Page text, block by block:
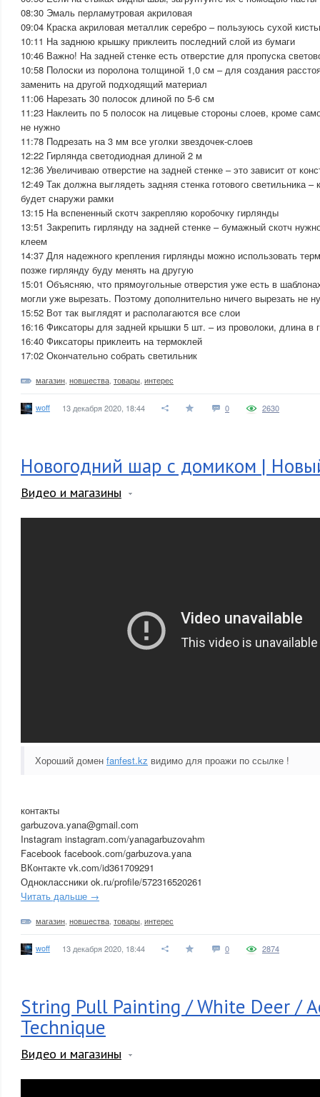
08:30 Эмаль перламутровая акриловая
09:04 Краска акриловая металлик серебро – пользуюсь сухой
10:11 На заднюю крышку приклеить последний слой из бумаги
10:46 Важно! На задней стенке есть отверстие для пропуска
10:58 Полоски из поролона толщиной 1,0 см – для создания
заменить на другой подходящий материал
11:06 Нарезать 30 полосок длиной по 5-6 см
11:23 Наклеить по 5 полосок на лицевые стороны слоев, кроме
не нужно
11:78 Подрезать на 3 мм все уголки звездочек-слоев
12:22 Гирлянда светодиодная длиной 2 м
12:36 Увеличиваю отверстие на задней стенке – это зависит от
12:49 Так должна выглядеть задняя стенка готового светильника –
будет снаружи рамки
13:15 На вспененный скотч закрепляю коробочку гирлянды
13:51 Закрепить гирлянду на задней стенке – бумажный скотч
клеем
14:37 Для надежного крепления гирлянды можно использовать
позже гирлянду буду менять на другую
15:01 Объясняю, что прямоугольные отверстия уже есть в
могли уже вырезать. Поэтому дополнительно ничего вырезать не
15:52 Вот так выглядят и располагаются все слои
16:16 Фиксаторы для задней крышки 5 шт. – из проволоки, длина в
16:40 Фиксаторы приклеить на термоклей
17:02 Окончательно собрать светильник
магазин новшества товары интерес
woff 13 декабря 2020, 18:44 0 2630
Новогодний шар с домиком |
Видео и магазины
Хороший домен fanfest.kz видимо для проажи по ссылке !
контакты
garbuzova.yana@gmail.com
Instagram instagram.com/yanagarbuzovahm
Facebook facebook.com/garbuzova.yana
ВКонтакте vk.com/id361709291
Одноклассники ok.ru/profile/572316520261
Читать дальше →
магазин новшества товары интерес
woff 13 декабря 2020, 18:44 0 2874
String Pull Painting / White Deer /
Technique
Видео и магазины